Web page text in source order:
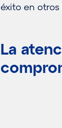
éxito en otros
La